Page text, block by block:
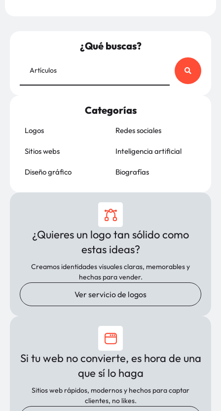
¿Qué buscas?
Categorías
Logos
Sitios webs
Diseño gráfico
Redes sociales
Inteligencia artificial
Biografías
¿Quieres un logo tan sólido como
estas ideas?
Creamos identidades visuales claras, memorables y
hechas para vender.
Ver servicio de logos
Si tu web no convierte, es hora de una
que sí lo haga
Sitios web rápidos, modernos y hechos para captar
clientes, no likes.